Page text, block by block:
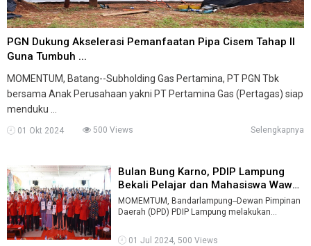
PGN Dukung Akselerasi Pemanfaatan Pipa Cisem Tahap II
Guna Tumbuh ...
MOMENTUM, Batang--Subholding Gas Pertamina, PT PGN Tbk
bersama Anak Perusahaan yakni PT Pertamina Gas (Pertagas) siap
menduku ...
01 Okt 2024 500 Views Selengkapnya
Bulan Bung Karno, PDIP Lampung
Bekali Pelajar dan Mahasiswa Wawas
...
MOMEMTUM, Bandarlampung--Dewan Pimpinan
Daerah (DPD) PDIP Lampung melakukan
mahasiswa p ...
01 Jul 2024, 500 Views